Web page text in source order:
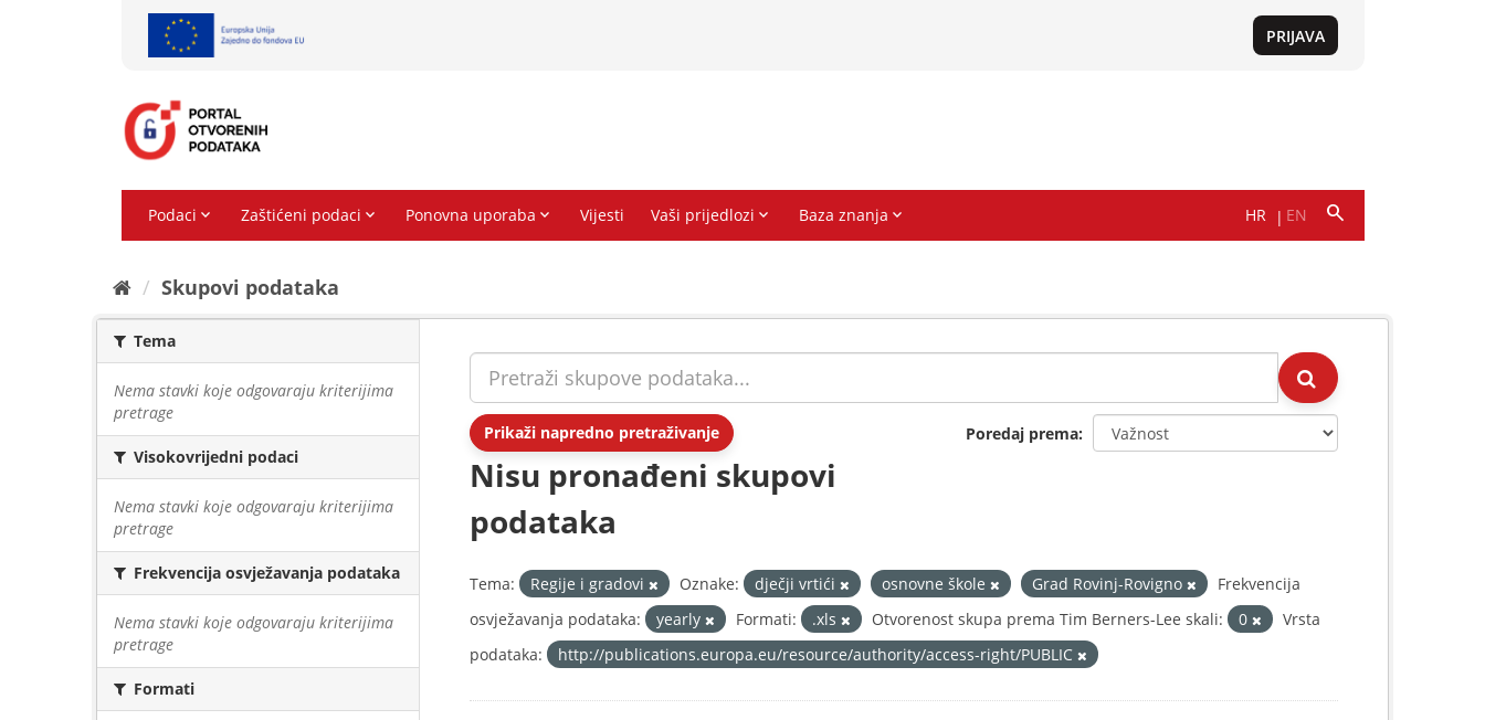
Skupovi podаtаkа
Tema
Nema stavki koje odgovaraju kriterijima
pretrage
Visokovrijedni podaci
Nema stavki koje odgovaraju kriterijima
pretrage
Frekvencija osvježavanja podataka
Nema stavki koje odgovaraju kriterijima
pretrage
Formati
Prikaži napredno pretraživanje Poredaj prema
Nisu pronađeni skupovi
podataka
Tema: Regije i gradovi Oznake: dječji vrtići osnovne škole Grad Rovinj-Rovigno
Frekvencija
osvježavanja podataka:
yearly Formati: .xls Otvorenost skupa prema Tim Berners-Lee skali: 0
Vrsta
podataka:
http://publications.europa.eu/resource/authority/access-right/PUBLIC